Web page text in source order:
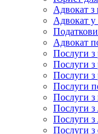
Адвокат з
Адвокат у
Адвокат
Послуги з
Послуги з
Послуги з
Послуги
Послуги
Послуги з
Послуги з
Послуги з